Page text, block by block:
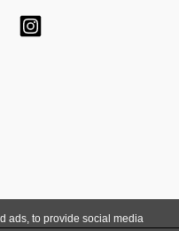
ads, to provide social media